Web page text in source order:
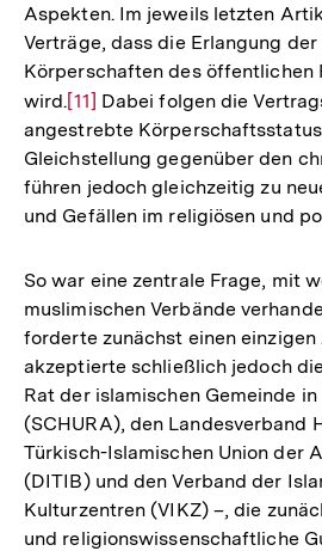
Aspekten. Im jeweils letzten
Verträge, dass die Erlangung der
Körperschaften des öffentlichen
wird.Zur
Auflösung
der
Fußnote
[11] Dabei folgen die
angestrebte
Gleichstellung gegenüber den
führen jedoch gleichzeitig zu
und Gefällen im religiösen und
So war eine zentrale Frage, mit
muslimischen Verbände
forderte zunächst einen
akzeptierte schließlich jedoch
Rat der islamischen Gemeinde
(SCHURA), den Landesverband
Türkisch-Islamischen Union der
(DITIB) und den Verband der
Kulturzentren (VIKZ) –, die
und religionswissenschaftliche